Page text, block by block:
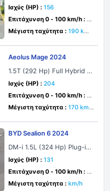
EV
Ισχύς (HP) : 156
Επιτάχυνση 0 - 100 km/h : 6.
6 δευτ.
Μέγιστη ταχύτητα : 190 km/
Aeolus Mage 2024
1.5T (292 Hp) Full Hybrid D
HT
Ισχύς (HP) : 204
Επιτάχυνση 0 - 100 km/h : 6
δευτ.
Μέγιστη ταχύτητα : 170 km/
BYD Sealion 6 2024
DM-i 1.5L (324 Hp) Plug-in
Hybrid AWD E-CVT
Ισχύς (HP) : 131
Επιτάχυνση 0 - 100 km/h : 5.
9 δευτ.
Μέγιστη ταχύτητα : km/h